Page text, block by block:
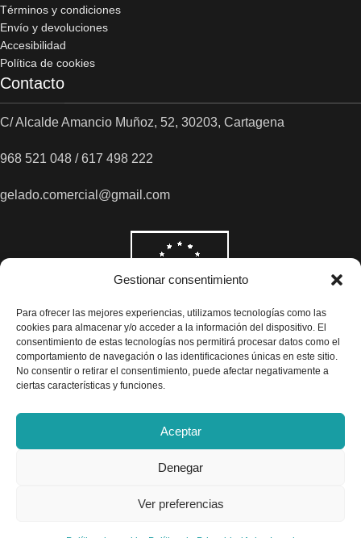
Gestionar consentimiento
Para ofrecer las mejores experiencias, utilizamos tecnologías como las
cookies para almacenar y/o acceder a la información del dispositivo. El
consentimiento de estas tecnologías nos permitirá procesar datos como el
comportamiento de navegación o las identificaciones únicas en este sitio.
No consentir o retirar el consentimiento, puede afectar negativamente a
ciertas características y funciones.
Aceptar
Denegar
Ver preferencias
Términos y condiciones
Envío y devoluciones
Accesibilidad
Política de cookies
Contacto
C/ Alcalde Amancio Muñoz, 52, 30203, Cartagena
968 521 048 / 617 498 222
gelado.comercial@gmail.com